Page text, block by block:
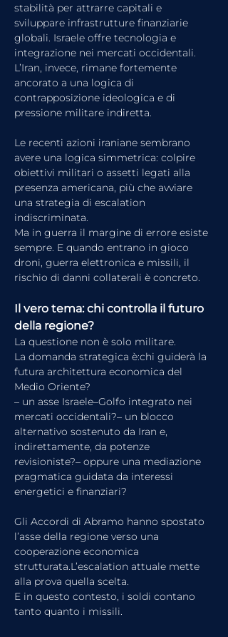
stabilità per attrarre capitali e
sviluppare infrastrutture finanziarie
globali. Israele offre tecnologia e
integrazione nei mercati occidentali.
L’Iran, invece, rimane fortemente
ancorato a una logica di
contrapposizione ideologica e di
pressione militare indiretta.
Le recenti azioni iraniane sembrano
avere una logica simmetrica: colpire
obiettivi militari o assetti legati alla
presenza americana, più che avviare
una strategia di escalation
indiscriminata.
Ma in guerra il margine di errore esiste
sempre. E quando entrano in gioco
droni, guerra elettronica e missili, il
rischio di danni collaterali è concreto.
Il vero tema: chi controlla il futuro
della regione?
La questione non è solo militare.
La domanda strategica è:chi guiderà la
futura architettura economica del
Medio Oriente?
– un asse Israele–Golfo integrato nei
mercati occidentali?– un blocco
alternativo sostenuto da Iran e,
indirettamente, da potenze
revisioniste?– oppure una mediazione
pragmatica guidata da interessi
energetici e finanziari?
Gli Accordi di Abramo hanno spostato
l’asse della regione verso una
cooperazione economica
strutturata.L’escalation attuale mette
alla prova quella scelta.
E in questo contesto, i soldi contano
tanto quanto i missili.